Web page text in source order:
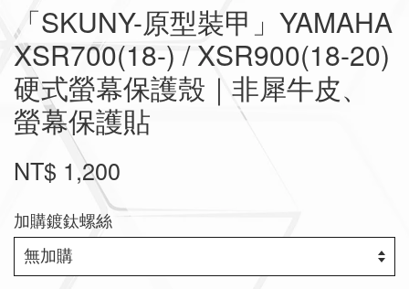
「SKUNY-原型裝甲」YAMAHA
XSR700(18-) / XSR900(18-20)
硬式螢幕保護殼｜非犀牛皮、
螢幕保護貼
NT$ 1,200
加購鍍鈦螺絲